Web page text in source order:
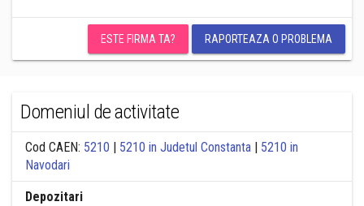
ESTE FIRMA TA? RAPORTEAZA O PROBLEMA
Domeniul de activitate
Cod CAEN: 5210 | 5210 in Judetul Constanta | 5210 in
Navodari
Depozitari